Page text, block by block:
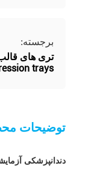
برجسته:
تری های
trays
توضیحات
دندانپزشکی